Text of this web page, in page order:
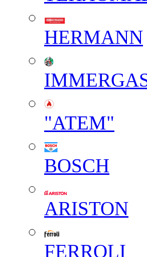
HERMANN
"АТЕМ"
BOSCH
ARISTON
FERROLI